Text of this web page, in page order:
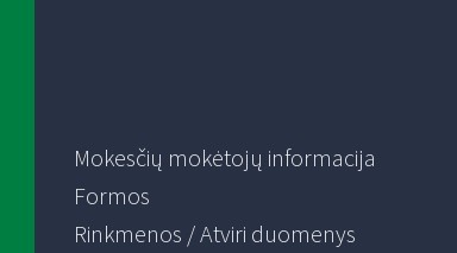
Mokesčių mokėtojų informacija
Formos
Rinkmenos / Atviri duomenys